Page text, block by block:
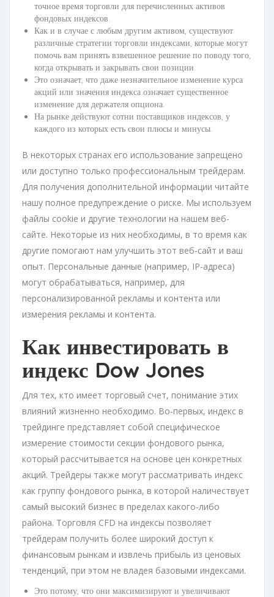
точное время торговли для перечисленных активов
фондовых индексов.
Как и в случае с любым другим активом, существуют
различные стратегии торговли индексами, которые могут
помочь вам принять взвешенное решение по поводу того,
когда открывать и закрывать свои позиции.
Это означает, что даже незначительное изменение курса
акций или значения индекса означает существенное
изменение для держателя опциона.
На рынке действуют сотни поставщиков индексов, у
каждого из которых есть свои плюсы и минусы.
В некоторых странах его использование запрещено
или доступно только профессиональным трейдерам.
Для получения дополнительной информации читайте
нашу полное предупреждение о риске. Мы используем
файлы cookie и другие технологии на нашем веб-
сайте. Некоторые из них необходимы, в то время как
другие помогают нам улучшить этот веб-сайт и ваш
опыт. Персональные данные (например, IP-адреса)
могут обрабатываться, например, для
персонализированной рекламы и контента или
измерения рекламы и контента.
Как инвестировать в
индекс Dow Jones
Для тех, кто имеет торговый счет, понимание этих
влияний жизненно необходимо. Во-первых, индекс в
трейдинге представляет собой специфическое
измерение стоимости секции фондового рынка,
который рассчитывается на основе цен конкретных
акций. Трейдеры также могут рассматривать индекс
как группу фондового рынка, в которой наличествует
самый высокий бизнес в пределах какого-либо
района. Торговля CFD на индексы позволяет
трейдерам получить более широкий доступ к
финансовым рынкам и извлечь прибыль из ценовых
тенденций, при этом не владея базовыми индексами.
Это потому, что они максимизируют и увеличивают